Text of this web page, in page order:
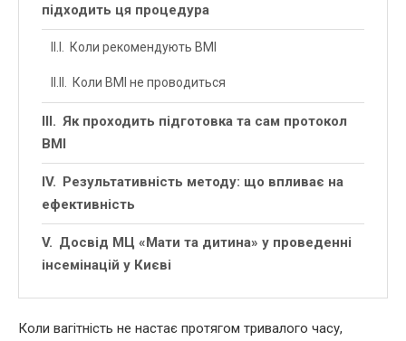
підходить ця процедура
Коли рекомендують ВМІ
Коли ВМІ не проводиться
Як проходить підготовка та сам протокол
ВМІ
Результативність методу: що впливає на
ефективність
Досвід МЦ «Мати та дитина» у проведенні
інсемінацій у Києві
Коли вагітність не настає протягом тривалого часу,